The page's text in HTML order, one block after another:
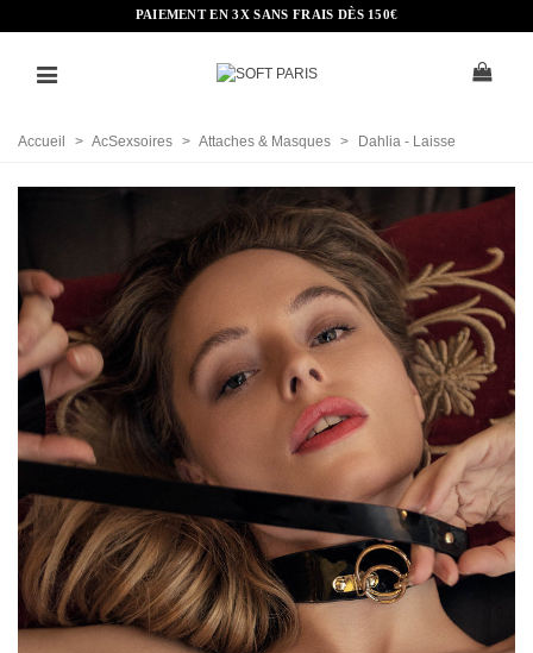
PAIEMENT EN 3X SANS FRAIS DÈS 150€
Accueil > AcSexsoires > Attaches & Masques > Dahlia - Laisse